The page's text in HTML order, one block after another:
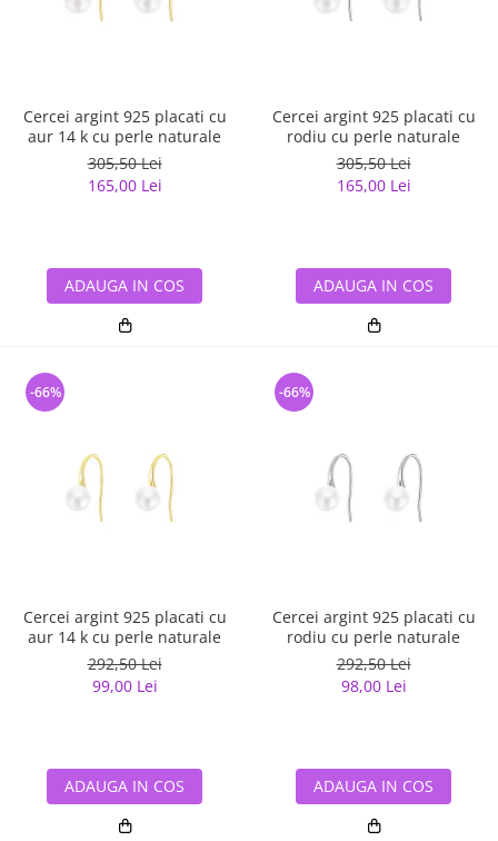
Cercei argint 925 placati cu
aur 14 k cu perle naturale
305,50 Lei
165,00 Lei
ADAUGA IN COS
Cercei argint 925 placati cu
rodiu cu perle naturale
305,50 Lei
165,00 Lei
ADAUGA IN COS
Cercei argint 925 placati cu
aur 14 k cu perle naturale
292,50 Lei
99,00 Lei
-66%
ADAUGA IN COS
Cercei argint 925 placati cu
rodiu cu perle naturale
292,50 Lei
98,00 Lei
-66%
ADAUGA IN COS